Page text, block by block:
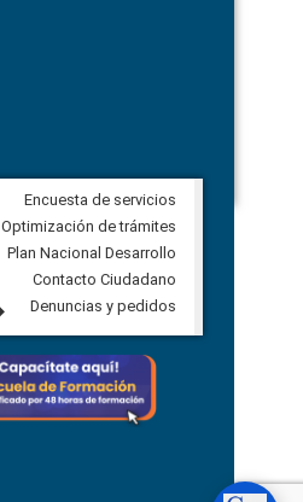
Veeduría Ciudadana para vigilar la
construcción del asfaltado de
Ballenita del cantón Santa Elena
7 agosto, 2026
Next
Encuesta de servicios
Optimización de trámites
Plan Nacional Desarrollo
Contacto Ciudadano
Denuncias y pedidos